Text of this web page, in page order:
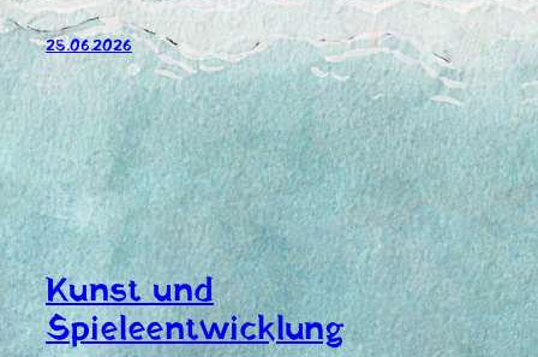
25.06.2026
Kunst und
Spieleentwicklung